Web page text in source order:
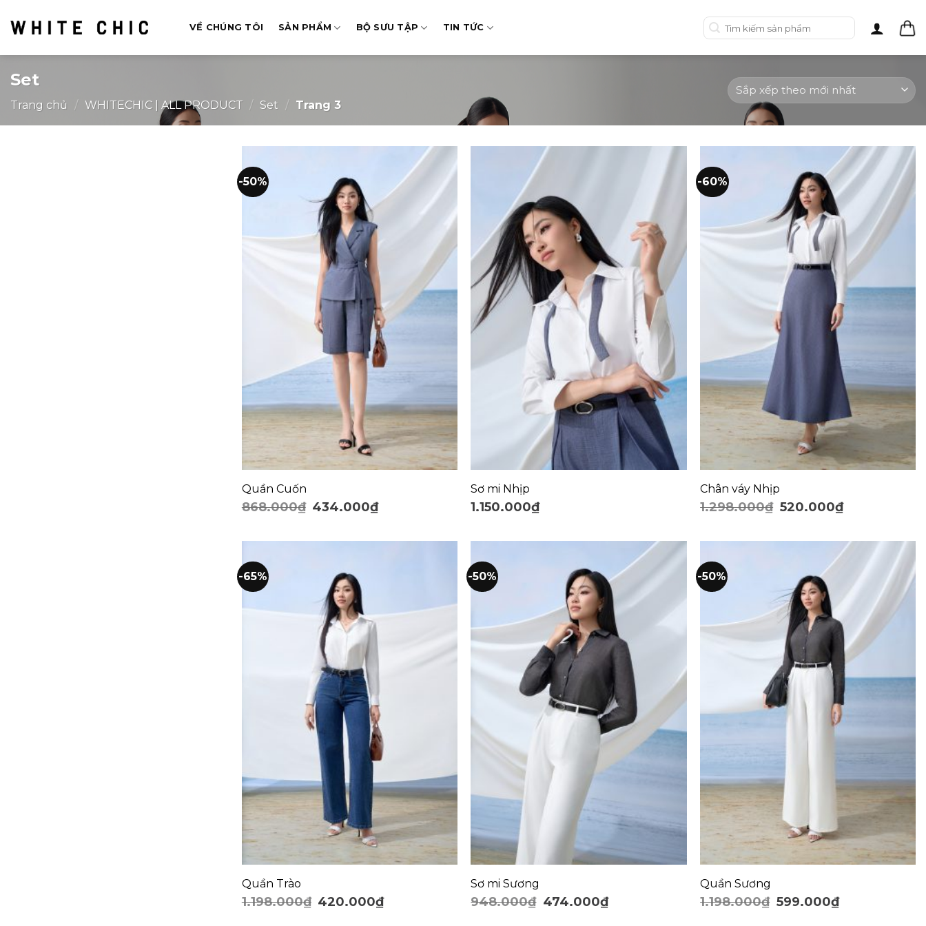
qua
dung
VỀ CHÚNG TÔI SẢN PHẨM BỘ SƯU TẬP TIN TỨC
Tìm
kiếm:
Set
Trang chủ / WHITECHIC | ALL PRODUCT / Set / Trang 3
-50%
Quần Cuốn
868.000₫ 434.000₫
Sơ mi Nhịp
1.150.000₫
-60%
+
Chân váy Nhịp
1.298.000₫ 520.000₫
-65%
Quần Trào
1.198.000₫ 420.000₫
-50%
+
Sơ mi Sương
948.000₫ 474.000₫
-50%
Quần Sương
1.198.000₫ 599.000₫